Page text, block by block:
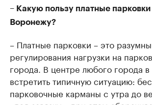
– Какую пользу платные
Воронежу?
– Платные парковки – это
регулирования нагрузки на
города. В центре любого города
встретить типичную ситуацию:
парковочные карманы с утра до